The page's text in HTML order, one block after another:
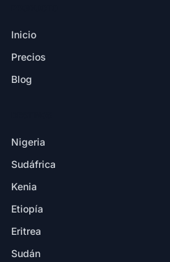
Inicio
Precios
Blog
Nigeria
Sudáfrica
Kenia
Etiopía
Eritrea
Sudán